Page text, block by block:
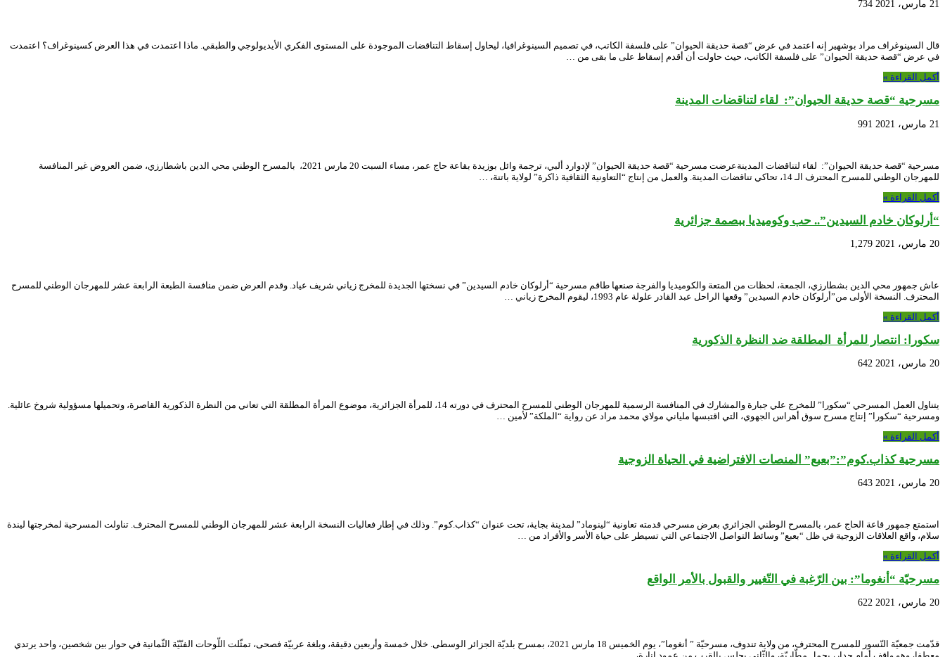
21 مارس، 2021 734
قال السينوغراف مراد بوشهير إنه اعتمد في عرض “قصة حديقة الحيوان” على فلسفة الكاتب، في تصميم السينوغرافيا، ليحاول إسقاط التناقضات الموجودة على المستوى الفكري الأيديولوجي والطبقي. ماذا اعتمدت في هذا العرض كسينوغراف؟ اعتمدت
في عرض “قصة حديقة الحيوان” على فلسفة الكاتب، حيث حاولت أن أقدم إسقاط على ما بقى من …
أكمل القراءة »
مسرحية “قصة حديقة الحيوان”: لقاء لتناقضات المدينة
21 مارس، 2021 991
مسرحية “قصة حديقة الحيوان”: لقاء لتناقضات المدينةعرضت مسرحية “قصة حديقة الحيوان” لإدوارد ألبي، ترجمة وائل بوزيدة بقاعة حاج عمر، مساء السبت 20 مارس 2021، بالمسرح الوطني محي الدين باشطارزي، ضمن العروض غير المنافسة
للمهرجان الوطني للمسرح المحترف الـ 14، تحاكي تناقضات المدينة. والعمل من إنتاج “التعاونية الثقافية ذاكرة” لولاية باتنة، …
أكمل القراءة »
“أرلوكان خادم السيدين”.. حب وكوميديا ببصمة جزائرية
20 مارس، 2021 1,279
عاش جمهور محي الدين بشطارزي، الجمعة، لحظات من المتعة والكوميديا والفرجة صنعها طاقم مسرحية “أرلوكان خادم السيدين” في نسختها الجديدة للمخرج زياني شريف عياد. وقدم العرض ضمن منافسة الطبعة الرابعة عشر للمهرجان الوطني للمسرح
المحترف. النسخة الأولى من”أرلوكان خادم السيدين” وقعها الراحل عبد القادر علولة عام 1993، ليقوم المخرج زياني …
أكمل القراءة »
سكورا: انتصار للمرأة المطلقة ضد النظرة الذكورية
20 مارس، 2021 642
يتناول العمل المسرحي “سكورا” للمخرج علي جبارة والمشارك في المنافسة الرسمية للمهرجان الوطني للمسرح المحترف في دورته 14، للمرأة الجزائرية، موضوع المرأة المطلقة التي تعاني من النظرة الذكورية القاصرة، وتحميلها مسؤولية شروخ عائلية.
ومسرحية “سكورا” إنتاج مسرح سوق أهراس الجهوي، التي اقتبسها ملياني مولاي محمد مراد عن رواية “الملكة” لأمين …
أكمل القراءة »
مسرحية كذاب.كوم”:”بعبع” المنصات الافتراضية في الحياة الزوجية
20 مارس، 2021 643
استمتع جمهور قاعة الحاج عمر، بالمسرح الوطني الجزائري بعرض مسرحي قدمته تعاونية “لينوماد” لمدينة بجاية، تحت عنوان “كذاب.كوم”. وذلك في إطار فعاليات النسخة الرابعة عشر للمهرجان الوطني للمسرح المحترف. تناولت المسرحية لمخرجتها ليندة
سلام، واقع العلاقات الزوجية في ظل “بعبع” وسائط التواصل الاجتماعي التي تسيطر على حياة الأسر والأفراد من …
أكمل القراءة »
مسرحيّة “أنغوما”: بين الرّغبة في التّغيير والقبول بالأمر الواقع
20 مارس، 2021 622
قدّمت جمعيّة النّسور للمسرح المحترف، من ولاية تندوف، مسرحيّة ” أنغوما”، يوم الخميس 18 مارس 2021، بمسرح بلديّة الجزائر الوسطى. خلال خمسة وأربعين دقيقة، وبلغة عربيّة فصحى، تمثّلت اللّوحات الفنّيّة الثّمانية في حوار بين شخصين، واحد يرتدي